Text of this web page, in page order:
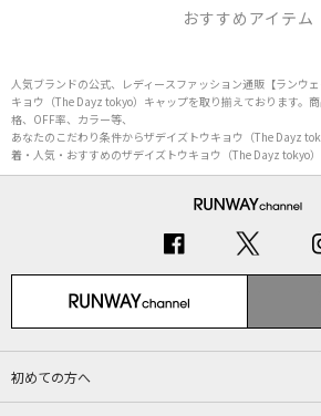
おすすめアイテム
人気ブランドの公式、レディースファッション通販【ランウ
キョウ（The Dayz tokyo）キャップを取り揃えております。
格、OFF率、カラー等、
あなたのこだわり条件からザデイズトウキョウ（The Dayz
着・人気・おすすめのザデイズトウキョウ（The Dayz tokyo
初めての方へ